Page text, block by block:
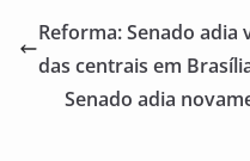
e
b
o
l e
Reforma: Senado adia
das centrais em
Senado adia